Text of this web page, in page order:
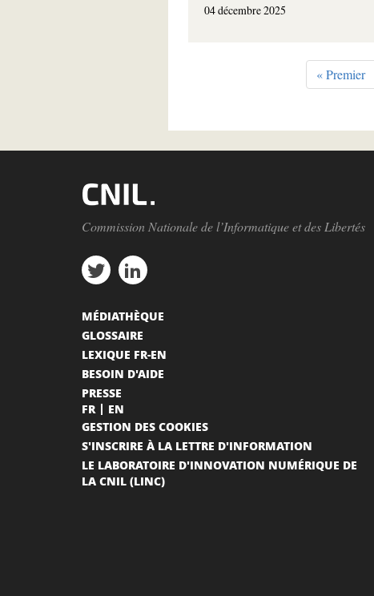
04 décembre 2025
Première
page
« Premier
Commission Nationale de l’Informatique et des Libertés
MÉDIATHÈQUE
GLOSSAIRE
LEXIQUE FR-EN
BESOIN D'AIDE
PRESSE
FR
EN
GESTION DES COOKIES
S'INSCRIRE À LA LETTRE D'INFORMATION
LE LABORATOIRE D'INNOVATION NUMÉRIQUE DE
LA CNIL (LINC)